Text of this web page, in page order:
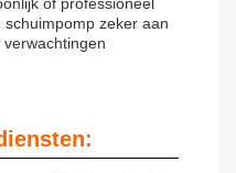
of professioneel
zeker aan